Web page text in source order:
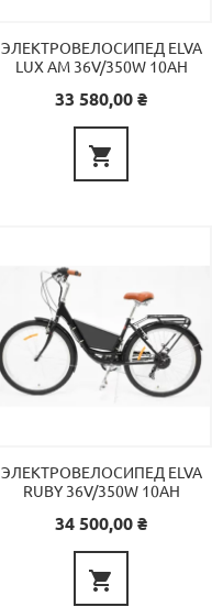
ЭЛЕКТРОВЕЛОСИПЕД ELVA
LUX AM 36V/350W 10AH
Цена
33 580,00 ₴

ЭЛЕКТРОВЕЛОСИПЕД ELVA
RUBY 36V/350W 10AH
Цена
34 500,00 ₴
